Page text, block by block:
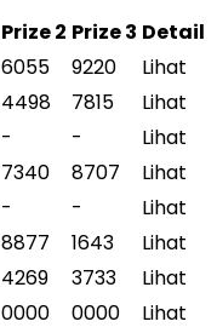
Prize 2 Prize 3 Detail
6055 9220
Lihat
4498 7815
Lihat
- -
Lihat
7340 8707
Lihat
- -
Lihat
8877 1643
Lihat
4269 3733
Lihat
0000 0000
Lihat